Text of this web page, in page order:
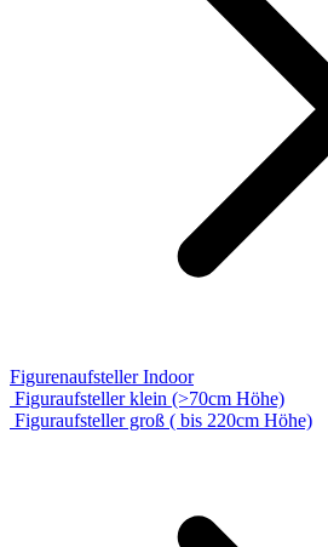
Figurenaufsteller Indoor
Figuraufsteller klein (>70cm Höhe)
Figuraufsteller groß ( bis 220cm Höhe)